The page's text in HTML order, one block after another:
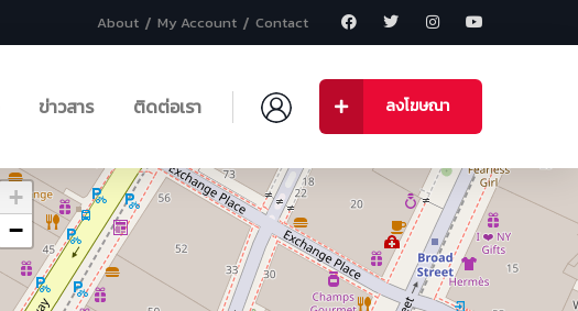
About My Account Contact
ข่าวสาร ติดต่อเรา ลงโฆษณา
+
−